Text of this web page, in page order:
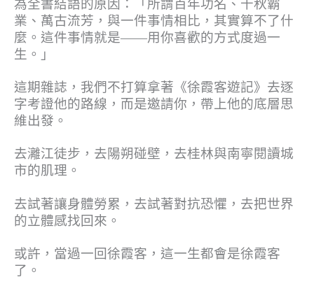
為全書結語的原因：「所謂百年功名、千秋霸
業、萬古流芳，與一件事情相比，其實算不了什
麼。這件事情就是——用你喜歡的方式度過一
生。」
這期雜誌，我們不打算拿著《徐霞客遊記》去逐
字考證他的路線，而是邀請你，帶上他的底層思
維出發。
去灕江徒步，去陽朔碰壁，去桂林與南寧閱讀城
市的肌理。
去試著讓身體勞累，去試著對抗恐懼，去把世界
的立體感找回來。
或許，當過一回徐霞客，這一生都會是徐霞客
了。